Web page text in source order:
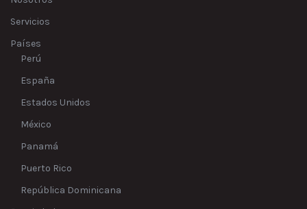
Servicios
Países
Perú
España
Estados Unidos
México
Panamá
Puerto Rico
República Dominicana